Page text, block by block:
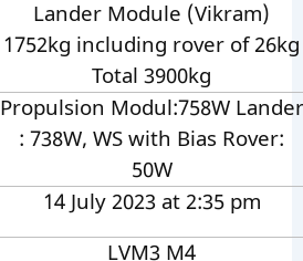
Lander Module (Vikram)
1752kg including rover of 26kg
Total 3900kg
Propulsion Modul:758W Lander
: 738W, WS with Bias Rover:
50W
14 July 2023 at 2:35 pm
LVM3 M4